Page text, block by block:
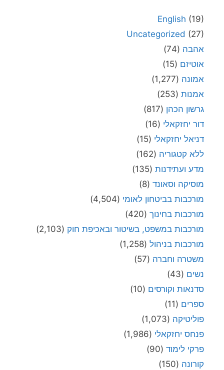
English (19)
Uncategorized (27)
אהבה (74)
אוטיזם (15)
אמונה (1,277)
אמנות (253)
גרשון הכהן (817)
דור יחזקאלי (16)
דניאל יחזקאלי (15)
ללא קטגוריה (162)
מדע ועתידנות (135)
מוסיקה וסאונד (8)
מורכבות בביטחון לאומי (4,504)
מורכבות בחינוך (420)
מורכבות במשפט, בשיטור ובאכיפת חוק (2,103)
מורכבות בניהול (1,258)
משטרה וחברה (57)
נשים (43)
סדנאות וקורסים (10)
ספרים (11)
פוליטיקה (1,073)
פנחס יחזקאלי (1,986)
פרקי לימוד (90)
קורונה (150)